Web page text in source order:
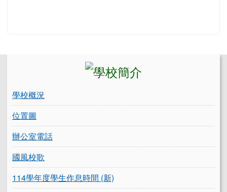
學校概況
位置圖
辦公室電話
國風校歌
114學年度學生作息時間 (新)